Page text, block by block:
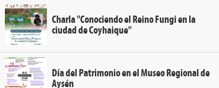
Charla "Conociendo el Reino Fungi en la
ciudad de Coyhaique"
Día del Patrimonio en el Museo Regional de
Aysén